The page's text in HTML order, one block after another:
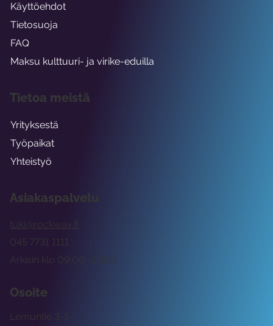
Asiakaspalvelu
tuki@rockway.fi
Arkisin klo 09:00 -15:00
045 7731 1111
Osoite
Lemuntie 3-5
Käyttöehdot
Tietosuoja
FAQ
Maksu kulttuuri- ja virike-eduilla
Tietoa meistä
Yrityksestä
Työpaikat
Yhteistyö